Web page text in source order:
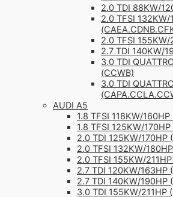
2.0 TDI 88KW/
2.0 TFSI 132KW/
2.0 TFSI 155KW/
2.7 TDI 140KW/
3.0 TDI
(CCWB)
3.0 TDI
AUDI A5
1.8 TFSI 118KW/160HP
1.8 TFSI 125KW/170HP
2.0 TDI 125KW/170HP
2.0 TFSI 132KW/
2.0 TFSI 155KW/
2.7 TDI 120KW/163HP
2.7 TDI 140KW/190HP
3.0 TDI 155KW/211HP